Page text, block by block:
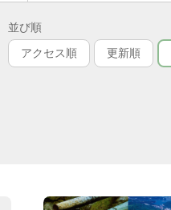
並び順
アクセス順 更新順